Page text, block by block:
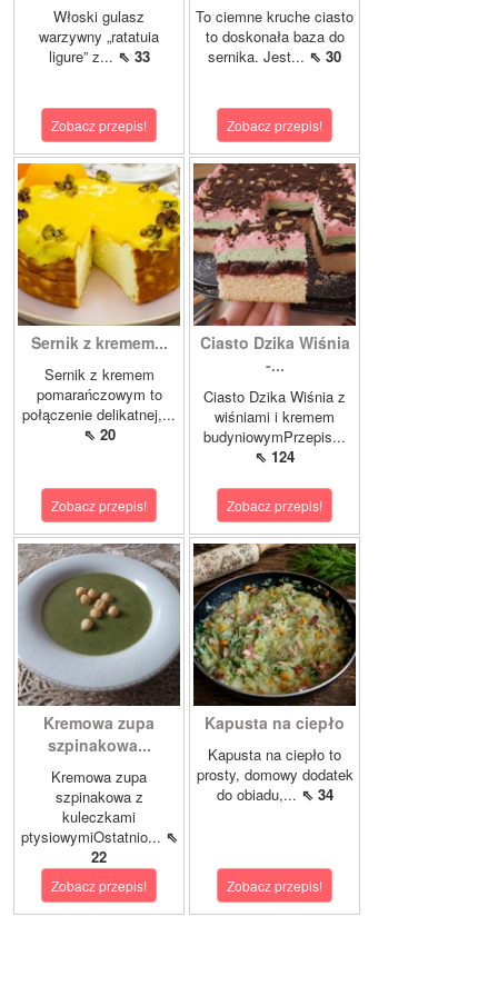
Włoski gulasz
warzywny „ratatuia
ligure” z... ⇖ 33
Zobacz przepis!
To ciemne kruche ciasto
to doskonała baza do
sernika. Jest... ⇖ 30
Zobacz przepis!
Sernik z kremem...
Sernik z kremem
pomarańczowym to
połączenie delikatnej,...
⇖ 20
Zobacz przepis!
Ciasto Dzika Wiśnia
-...
Ciasto Dzika Wiśnia z
wiśniami i kremem
budyniowymPrzepis...
⇖ 124
Zobacz przepis!
Kremowa zupa
szpinakowa...
Kremowa zupa
szpinakowa z
kuleczkami
ptysiowymiOstatnio... ⇖
22
Zobacz przepis!
Kapusta na ciepło
Kapusta na ciepło to
prosty, domowy dodatek
do obiadu,... ⇖ 34
Zobacz przepis!